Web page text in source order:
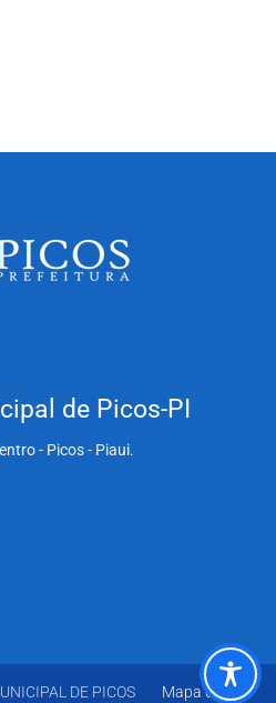
de Picos-PI
- Picos - Piaui.
DE PICOS Mapa do Site